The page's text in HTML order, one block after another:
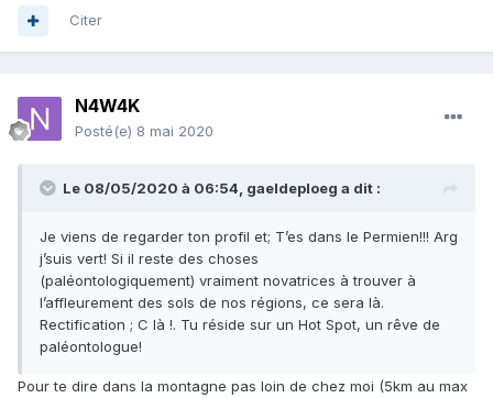
Citer
N4W4K
Posté(e) 8 mai 2020
Le 08/05/2020 à 06:54, gaeldeploeg a dit :
Je viens de regarder ton profil et; T’es dans le Permien!!! Arg
j’suis vert! Si il reste des choses
(paléontologiquement) vraiment novatrices à trouver à
l’affleurement des sols de nos régions, ce sera là.
Rectification ; C là !. Tu réside sur un Hot Spot, un rêve de
paléontologue!
Pour te dire dans la montagne pas loin de chez moi (5km au max